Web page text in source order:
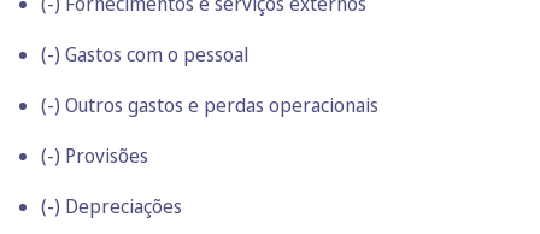
(-) Gastos com o pessoal
(-) Outros gastos e perdas operacionais
(-) Provisões
(-) Depreciações